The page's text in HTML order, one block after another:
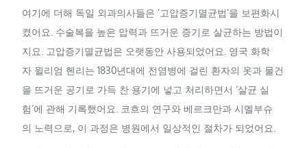
여기에 더해 독일 외과의사들은 ‘고압증기멸균법’을 보편화시
켰어요. 수술복을 높은 압력과 뜨거운 증기로 살균하는 방법이
지요. 고압증기멸균법은 오랫동안 사용되었어요. 영국 화학
자 윌리엄 헨리는 1830년대에 전염병에 걸린 환자의 옷과 물건
을 뜨거운 공기로 가득 찬 용기에 넣고 처리하면서 ‘살균 실
험’에 관해 기록했어요. 코흐의 연구와 베르크만과 시멜부슈
의 노력으로, 이 과정은 병원에서 일상적인 절차가 되었어요.